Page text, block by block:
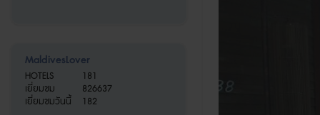
MaldivesLover
HOTELS
181
เยี่ยมชม
826637
เยี่ยมชมวันนี้
182